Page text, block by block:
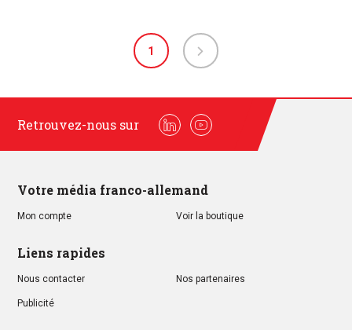
1
Retrouvez-nous sur
LinkedinYoutube
Votre média franco-allemand
Mon compte Voir la boutique
Liens rapides
Nous contacter Nos partenaires
Publicité